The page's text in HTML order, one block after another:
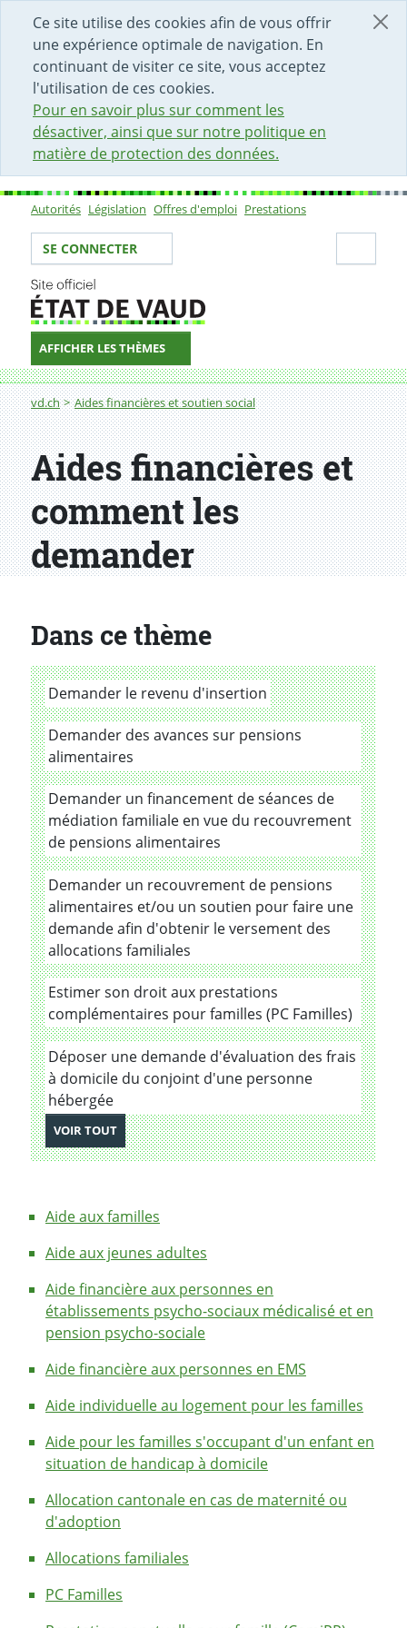
Ce site utilise des cookies afin de vous offrir
une expérience optimale de navigation. En
continuant de visiter ce site, vous acceptez
l'utilisation de ces cookies.
Pour en savoir plus sur comment les
désactiver, ainsi que sur notre politique en
matière de protection des données.
DÉBUT DU CONTENU DE LA PAGE
ACCÈS AU CHAMP DE RECHERCHE
PAGE D'ACCUEIL
FORMULAIRE DE CONTACT
Sous-navigation
Autorités Législation Offres d'emploi Prestations
Votre identité
SE CONNECTER
AFFICHER LES THÈMES
Fil d'Ariane
vd.ch Aides financières et soutien social
Aides financières et comment les demander
Aides financières et
comment les
demander
Dans ce thème
Demander le revenu d'insertion
Demander des avances sur pensions
alimentaires
Demander un financement de séances de
médiation familiale en vue du recouvrement
de pensions alimentaires
Demander un recouvrement de pensions
alimentaires et/ou un soutien pour faire une
demande afin d'obtenir le versement des
allocations familiales
Estimer son droit aux prestations
complémentaires pour familles (PC Familles)
Déposer une demande d'évaluation des frais
à domicile du conjoint d'une personne
hébergée
VOIR TOUTES LES PRESTATIONS
Aide aux familles
Aide aux jeunes adultes
Aide financière aux personnes en
établissements psycho-sociaux médicalisé et en
pension psycho-sociale
Aide financière aux personnes en EMS
Aide individuelle au logement pour les familles
Aide pour les familles s'occupant d'un enfant en
situation de handicap à domicile
Allocation cantonale en cas de maternité ou
d'adoption
Allocations familiales
PC Familles